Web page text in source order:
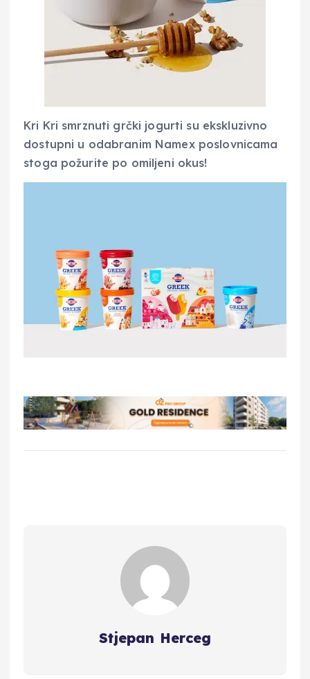
Kri Kri smrznuti grčki jogurti su ekskluzivno
dostupni u odabranim Namex poslovnicama
stoga požurite po omiljeni okus!
Stjepan Herceg